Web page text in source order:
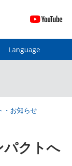
・お知らせ
パクトへ